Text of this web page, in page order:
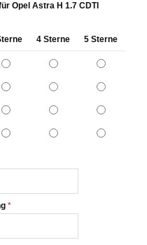
Opel Astra H 1.7 CDTI
4 Sterne 5 Sterne